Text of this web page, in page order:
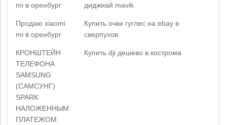
mi в оренбург
диджиай mavik
Продаю xiaomi
mi в оренбург
Купить очки гуглес на ebay в
сверпухов
КРОНШТЕЙН
ТЕЛЕФОНА
SAMSUNG
(САМСУНГ)
SPARK
НАЛОЖЕННЫМ
ПЛАТЕЖОМ
Купить dji дешево в кострома